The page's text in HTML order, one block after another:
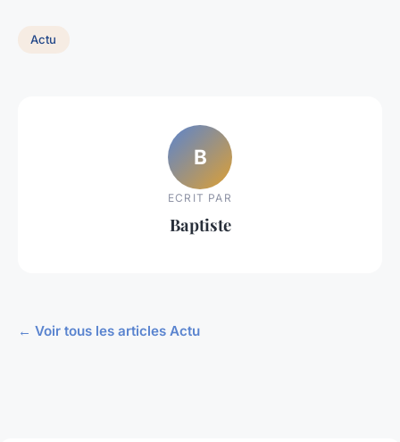
Actu
B
ECRIT PAR
Baptiste
← Voir tous les articles Actu